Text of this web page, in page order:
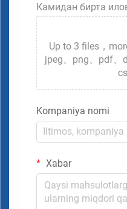
Камидан бирта
Up to 3 files，
jpeg、png、pdf、
Kompaniya nomi
Xabar